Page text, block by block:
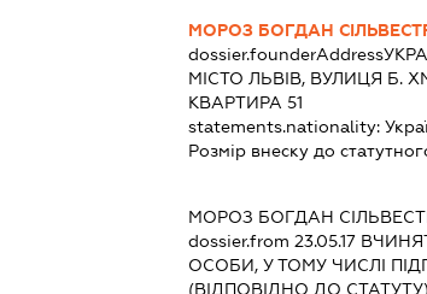
МОРОЗ БОГДАН
dossier.founderAddress
МІСТО ЛЬВІВ, ВУЛИЦЯ Б.
КВАРТИРА 51
statements.nationality:
Розмір внеску до
МОРОЗ БОГДАН
dossier.from 23.05.17
ОСОБИ, У ТОМУ ЧИСЛІ
(ВІДПОВІДНО ДО СТАТУТУ)